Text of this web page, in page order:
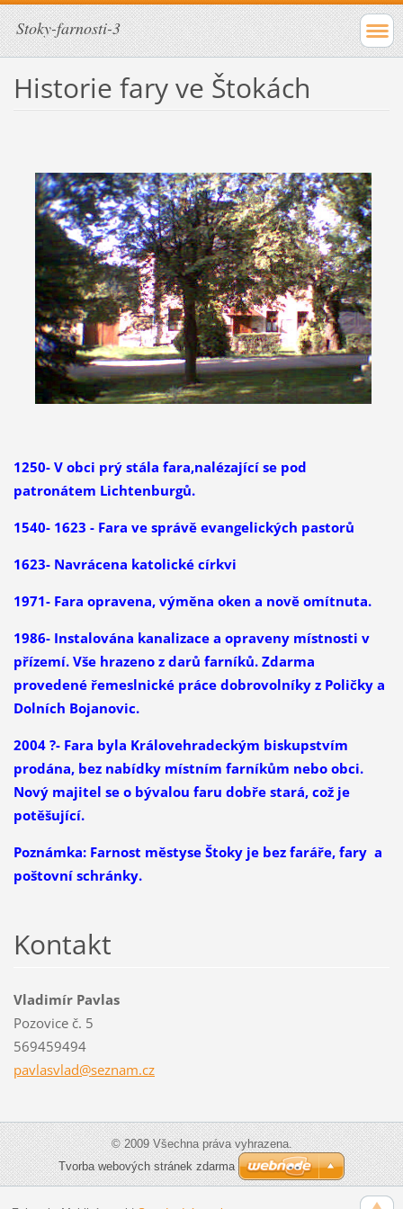
Stoky-farnosti-3
Historie fary ve Štokách
1250- V obci prý stála fara,nalézající se pod
patronátem Lichtenburgů.
1540- 1623 - Fara ve správě evangelických pastorů
1623- Navrácena katolické církvi
1971- Fara opravena, výměna oken a nově omítnuta.
1986- Instalována kanalizace a opraveny místnosti v
přízemí. Vše hrazeno z darů farníků. Zdarma
provedené řemeslnické práce dobrovolníky z Poličky a
Dolních Bojanovic.
2004 ?- Fara byla Královehradeckým biskupstvím
prodána, bez nabídky místním farníkům nebo obci.
Nový majitel se o bývalou faru dobře stará, což je
potěšující.
Poznámka: Farnost městyse Štoky je bez faráře, fary a
poštovní schránky.
Kontakt
Vladimír Pavlas
Pozovice č. 5
569459494
pavlasvlad@seznam.cz
© 2009 Všechna práva vyhrazena.
Tvorba webových stránek zdarma